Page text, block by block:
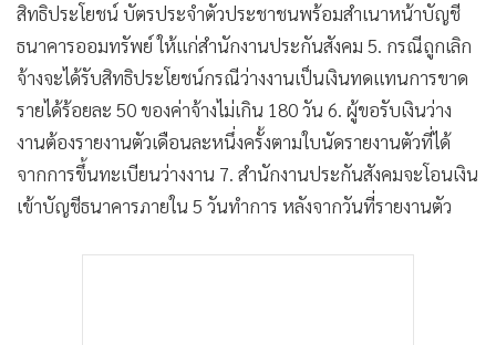
สิทธิประโยชน์ บัตรประจำตัวประชาชนพร้อมสำเนาหน้าบัญชี
ธนาคารออมทรัพย์ ให้แก่สำนักงานประกันสังคม 5. กรณีถูกเลิก
จ้างจะได้รับสิทธิประโยชน์กรณีว่างงานเป็นเงินทดแทนการขาด
รายได้ร้อยละ 50 ของค่าจ้างไม่เกิน 180 วัน 6. ผู้ขอรับเงินว่าง
งานต้องรายงานตัวเดือนละหนึ่งครั้งตามใบนัดรายงานตัวที่ได้
จากการขึ้นทะเบียนว่างงาน 7. สำนักงานประกันสังคมจะโอนเงิน
เข้าบัญชีธนาคารภายใน 5 วันทำการ หลังจากวันที่รายงานตัว